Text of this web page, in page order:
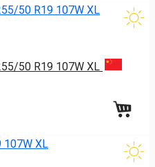
50 R19 107W XL